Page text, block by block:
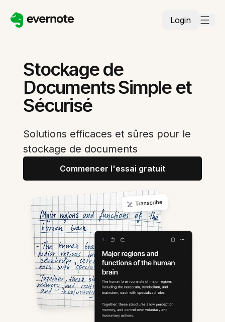
Login
Stockage de
Documents Simple et
Sécurisé
Solutions efficaces et sûres pour le
stockage de documents
Commencer l'essai gratuit